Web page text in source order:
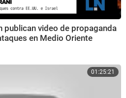
publican video de propaganda
en Medio Oriente
01:25:21